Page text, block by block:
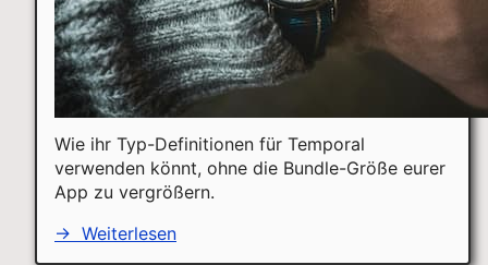
Wie ihr Typ-Definitionen für Temporal
verwenden könnt, ohne die Bundle-Größe eurer
App zu vergrößern.
→ Weiterlesen